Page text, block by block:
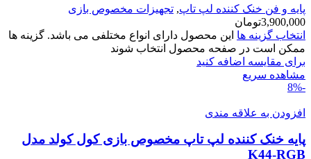
پایه و فن خنک کننده لپ تاپ, تجهیزات مخصوص بازی
3,900,000تومان
انتخاب گزینه ها این محصول دارای انواع مختلفی می باشد. گزینه ها
ممکن است در صفحه محصول انتخاب شوند
برای مقایسه اضافه کنید
مشاهده سریع
-8%
افزودن به علاقه مندی
پایه خنک کننده لپ تاپ مخصوص بازی کول کولد مدل
K44-RGB